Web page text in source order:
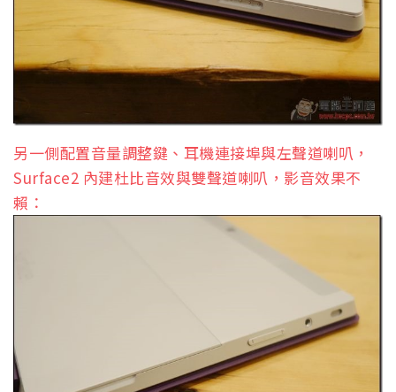
另一側配置音量調整鍵、耳機連接埠與左聲道喇叭，
Surface2 內建杜比音效與雙聲道喇叭，影音效果不
賴：